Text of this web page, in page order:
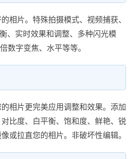
相片。特殊拍摄模式、视频捕获、
、实时效果和调整、多种闪光模
数字变焦、水平等等。
相片更完美应用调整和效果。添加
比度、白平衡、饱和度、鲜艳、锐
或拉直您的相片。非破坏性编辑。